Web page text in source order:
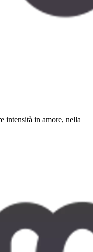
intensità in amore, nella